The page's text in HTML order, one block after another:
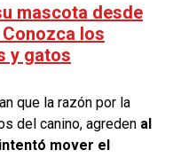
mascota desde
los
y gatos
que la razón por la
del canino, agreden al
mover el